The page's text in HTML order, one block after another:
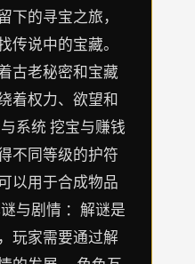
下的寻宝之旅，
传说中的宝藏。
古老秘密和宝藏
着权力、欲望和
系统 挖宝与赚钱
不同等级的护符
以用于合成物品
与剧情 ：解谜是
玩家需要通过解